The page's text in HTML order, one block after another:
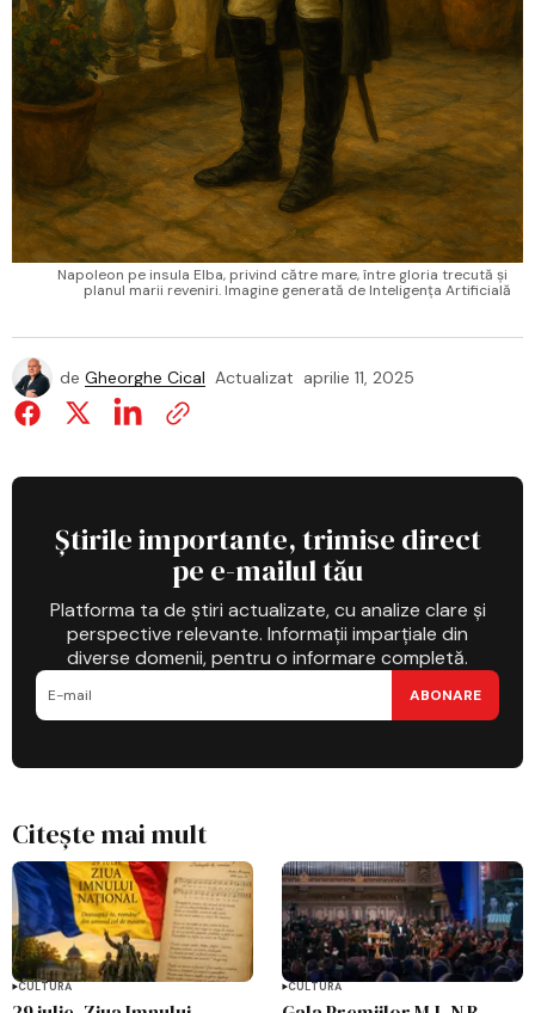
Napoleon pe insula Elba, privind către mare, între gloria trecută și
planul marii reveniri. Imagine generată de Inteligența Artificială
de Gheorghe Cical Actualizat aprilie 11, 2025
Știrile importante, trimise direct
pe e-mailul tău
Platforma ta de știri actualizate, cu analize clare și
perspective relevante. Informații imparțiale din
diverse domenii, pentru o informare completă.
ABONARE
Citește mai mult
CULTURĂ CULTURĂ